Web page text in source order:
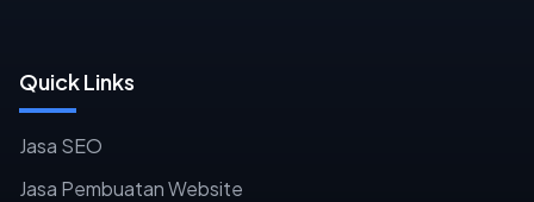
Quick Links
Jasa SEO
Jasa Pembuatan Website